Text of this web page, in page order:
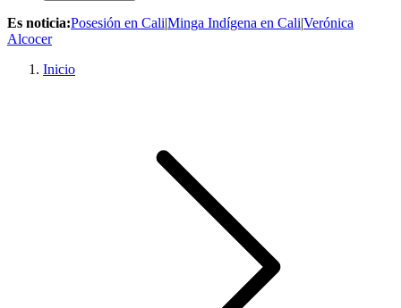
Es noticia:Posesión en Cali|Minga Indígena en Cali|Verónica
Alcocer
Inicio